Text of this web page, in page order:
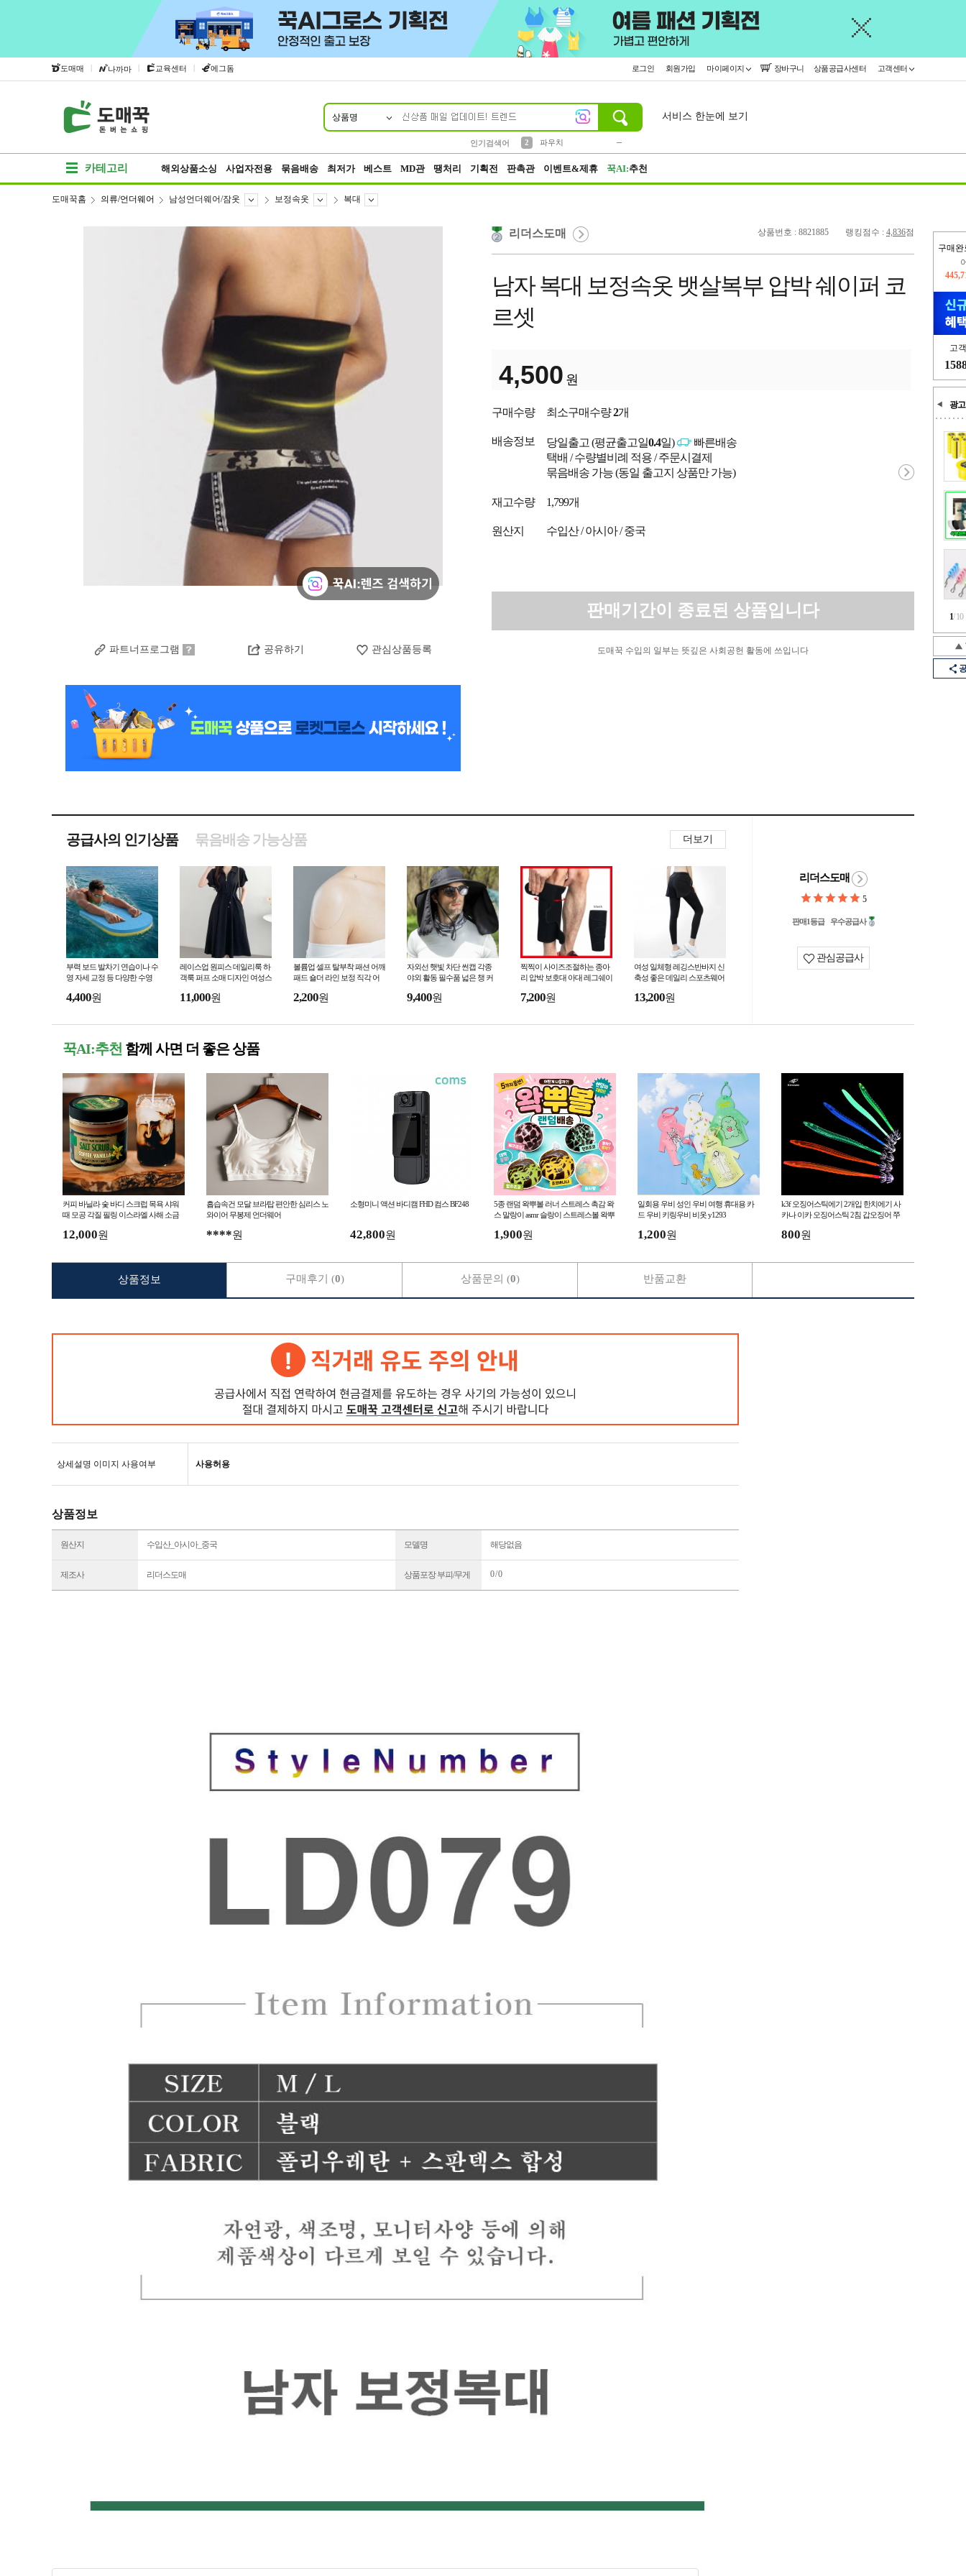
도매매 | 나까마 | 교육센터 | 에그돔 로그인 회원가입 마이페이지 장바구니 상품공급사센터 고객센터
상품명
인기검색어
2
파우치
서비스 한눈에 보기
카테고리 해외상품소싱 사업자전용 묶음배송 최저가 베스트 MD관 땡처리 기획전 판촉관 이벤트&제휴 꾹AI:추천
구매완
오
고
광고
1/10
도매꾹홈 의류/언더웨어 남성언더웨어/잠옷 보정속옷 복대
파트너프로그램 공유하기 관심상품등록
상품번호 : 8821885 랭킹점수 : 4,836점
리더스도매
남자 복대 보정속옷 뱃살복부 압박 쉐이퍼 코
르셋
4,500 원
구매수량 최소구매수량2개
배송정보 당일출고 (평균출고일0.4일)
빠른배송
택배 / 수량별비례 적용 / 주문시결제
묶음배송 가능 (동일 출고지 상품만 가능)
재고수량 1,799개
원산지 수입산 / 아시아 / 중국
판매기간이 종료된 상품입니다
도매꾹 수입의 일부는 뜻깊은 사회공헌 활동에 쓰입니다
공급사의 인기상품 더보기
묶음배송 가능상품
부력 보드 발차기 연습이나 수
영 자세 교정 등 다양한 수영
장비
4,400원
레이스업 원피스 데일리룩 하
객룩 퍼프 소매 디자인 여성스
11,000원
볼륨업 셀프 탈부착 패션 어깨
패드 숄더 라인 보정 직각 어
촬영용 소품
2,200원
자외선 햇빛 차단 썬캡 각종
야외 활동 필수품 넓은 챙 커
조절 가능
9,400원
찍찍이 사이즈조절하는 종아
리 압박 보호대 아대 레그쉐이
지 운동 동호인 아대
7,200원
여성 일체형 레깅스반바지 신
축성 좋은 데일리 스포츠웨어
13,200원
리더스도매
5
판매1등급 우수공급사
관심공급사
꾹AI:추천 함께 사면 더 좋은 상품
커피 바닐라 숯 바디 스크럽 목욕 샤워
때 모공 각질 필링 이스라엘 사해 소금
12,000원
흡습속건 모달 브라탑 편안한 심리스 노
와이어 무봉제 언더웨어
****원
소형미니 액션 바디캠 FHD 컴스 BF248
42,800원
5종 랜덤 왁뿌볼 러너 스트레스 촉감 왁
스 말랑이 asmr 슬랑이 스트레스볼 왁뿌
1,900원
일회용 우비 성인 우비 여행 휴대용 카
드 우비 키링우비 비옷 y1293
1,200원
k3f 오징어스틱에기 2개입 한치에기 사
카나 이카 오징어스틱 2침 갑오징어 쭈
800원
상세설명 이미지 사용여부 사용허용
상품정보
원산지 수입산_아시아_중국 모델명 해당없음
제조사 리더스도매 상품포장 부피/무게 0 / 0
상품정보 구매후기 (0) 상품문의 (0) 반품교환